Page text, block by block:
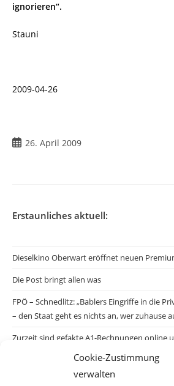
Cookie-Zustimmung
verwalten
ignorieren“.
Stauni
2009-04-26
Beitrag
26. April 2009
Erstaunliches aktuell:
Dieselkino Oberwart eröffnet neuen
Die Post bringt allen was
FPÖ – Schnedlitz: „Bablers Eingriffe in die
– den Staat geht es nichts an, wer zuhause
Zurzeit sind gefakte A1-Rechnungen online
Salzburgs Juden und ihre Sicherheit: „Erst
die Gefahr endlich konkret!“